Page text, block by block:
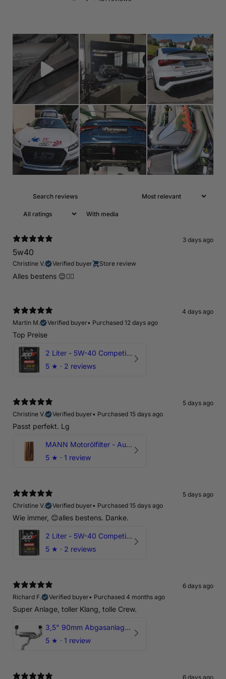
With media
3 days ago
5w40
Christine V. Verified buyer Store review
Alles bestens 😊👍🏻
4 days ago
Martin M.
Verified buyer• Purchased 12 days ago
Top Preise
2 Liter - 5W-40 Competition 300V Motul Motoröl
5 ★ · 2 reviews
5 days ago
Christine V.
Verified buyer• Purchased 15 days ago
Passt perfekt. Lg
MANN Motorölfilter - Audi RS3 TTRS RSQ3 VZ5 - DAZ DNW
5 ★ · 1 review
5 days ago
Christine V.
Verified buyer• Purchased 15 days ago
Wie immer, 😊alles bestens. Danke.
2 Liter - 5W-40 Competition 300V Motul Motoröl
5 ★ · 2 reviews
6 days ago
Richard F.
Verified buyer• Purchased 4 months ago
Super Anlage, toller Klang, tolle Crew.
3,5" 90mm Abgasanlage AUDI RSQ3 DNWA 2.5 TFSI
5 ★ · 1 review
6 days ago